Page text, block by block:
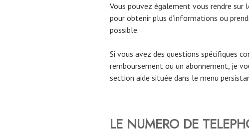
Vous pouvez également vous rendre sur
pour obtenir plus d’informations ou
possible.
Si vous avez des questions spécifiques
remboursement ou un abonnement, je
section aide située dans le menu
LE NUMERO DE